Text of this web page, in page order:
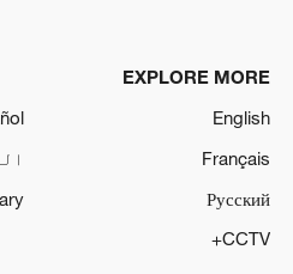
EXPLORE MORE
English
Français
Русский
CCTV+